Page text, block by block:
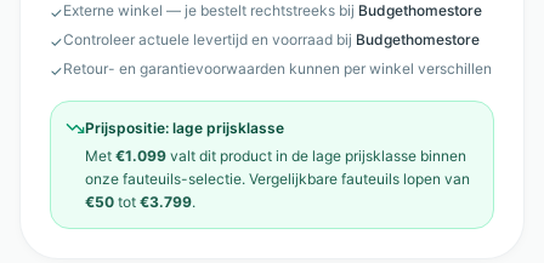
✓Externe winkel — je bestelt rechtstreeks bij Budgethomestore
✓Controleer actuele levertijd en voorraad bij Budgethomestore
✓Retour- en garantievoorwaarden kunnen per winkel verschillen
Prijspositie: lage prijsklasse
Met €1.099 valt dit product in de lage prijsklasse binnen
onze fauteuils-selectie. Vergelijkbare fauteuils lopen van
€50 tot €3.799.